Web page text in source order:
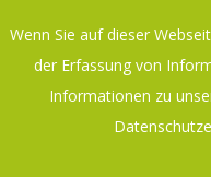
Aktuelle
Powered byphpBB®
Wenn Sie auf dieser
der Erfassung von
Informationen zu